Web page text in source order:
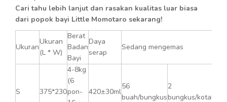
Cari tahu lebih lanjut dan rasakan kualitas luar biasa
dari popok bayi Little Momotaro sekarang!
Ukuran
Ukuran
(L * W)
Berat
Badan
Bayi
Daya
serap
Sedang mengemas
S 375*230
4-8kg
(6
pon-
420±30ml
56
buah/bungkus
2
bungkus/kotak